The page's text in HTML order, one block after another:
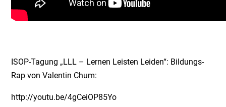
ISOP-Tagung „LLL – Lernen Leisten Leiden“: Bildungs-
Rap von Valentin Chum:
http://youtu.be/4gCeiOP85Yo